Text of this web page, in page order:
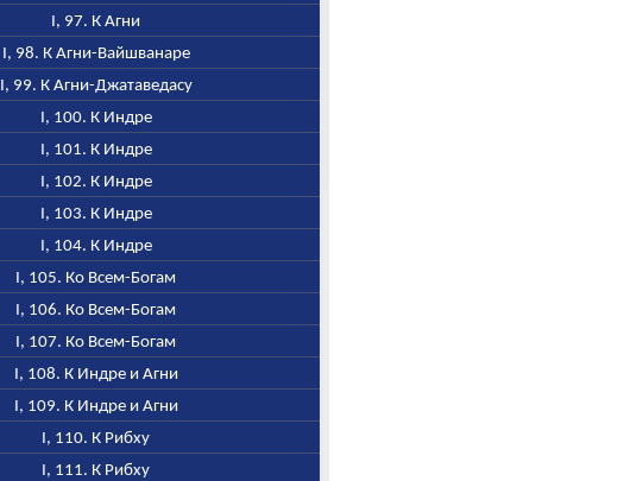
I, 97. К Агни
I, 98. К Агни-Вайшванаре
I, 99. К Агни-Джатаведасу
I, 100. К Индре
I, 101. К Индре
I, 102. К Индре
I, 103. К Индре
I, 104. К Индре
I, 105. Ко Всем-Богам
I, 106. Ко Всем-Богам
I, 107. Ко Всем-Богам
I, 108. К Индре и Агни
I, 109. К Индре и Агни
I, 110. К Рибху
I, 111. К Рибху